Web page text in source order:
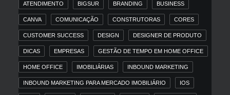
ATENDIMENTO BIGSUR BRANDING BUSINESS
CANVA COMUNICAÇÃO CONSTRUTORAS CORES
CUSTOMER SUCCESS DESIGN DESIGNER DE PRODUTO
DICAS EMPRESAS GESTÃO DE TEMPO EM HOME OFFICE
HOME OFFICE IMOBILIÁRIAS INBOUND MARKETING
INBOUND MARKETING PARA MERCADO IMOBILIÁRIO IOS